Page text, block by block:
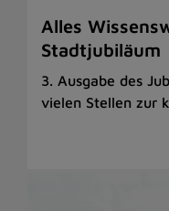
Alles
Stadtjubiläum
3. Ausgabe des
vielen Stellen zur